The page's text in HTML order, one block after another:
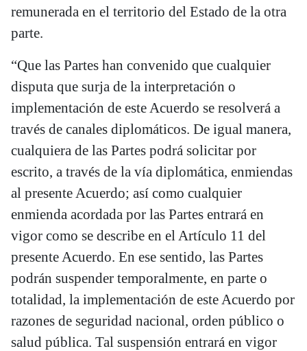
remunerada en el territorio del Estado de la otra
parte.
“Que las Partes han convenido que cualquier
disputa que surja de la interpretación o
implementación de este Acuerdo se resolverá a
través de canales diplomáticos. De igual manera,
cualquiera de las Partes podrá solicitar por
escrito, a través de la vía diplomática, enmiendas
al presente Acuerdo; así como cualquier
enmienda acordada por las Partes entrará en
vigor como se describe en el Artículo 11 del
presente Acuerdo. En ese sentido, las Partes
podrán suspender temporalmente, en parte o
totalidad, la implementación de este Acuerdo por
razones de seguridad nacional, orden público o
salud pública. Tal suspensión entrará en vigor